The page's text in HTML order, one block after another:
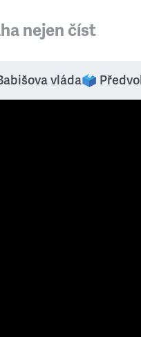
nejen číst
vláda🗳️